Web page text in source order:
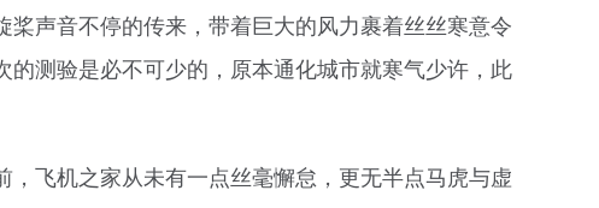
声音不停的传来，带着巨大的风力裹着丝丝寒意令
测验是必不可少的，原本通化城市就寒气少许，此
飞机之家从未有一点丝毫懈怠，更无半点马虎与虚